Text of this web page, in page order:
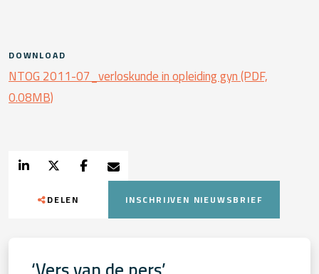
DOWNLOAD
NTOG 2011-07_verloskunde in opleiding gyn (PDF,
0.08MB)
DELEN INSCHRIJVEN NIEUWSBRIEF